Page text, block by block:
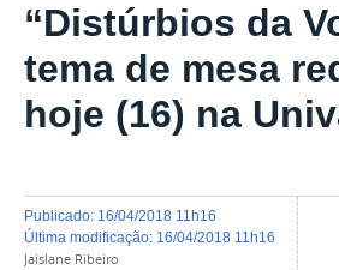
“Distúrbios da
tema de mesa
hoje (16) na
publicado: 16/04/2018 11h16
última modificação: 16/04/2018 11h16
Jaislane Ribeiro